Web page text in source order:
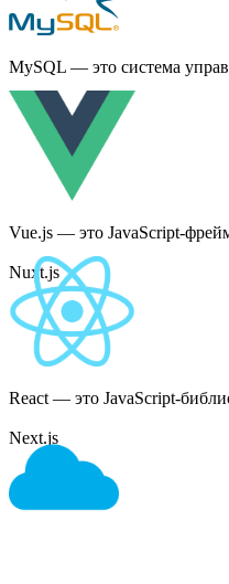
MySQL — это система
Vue.js — это JavaScript-
Nuxt.js
React — это JavaScript-
Next.js